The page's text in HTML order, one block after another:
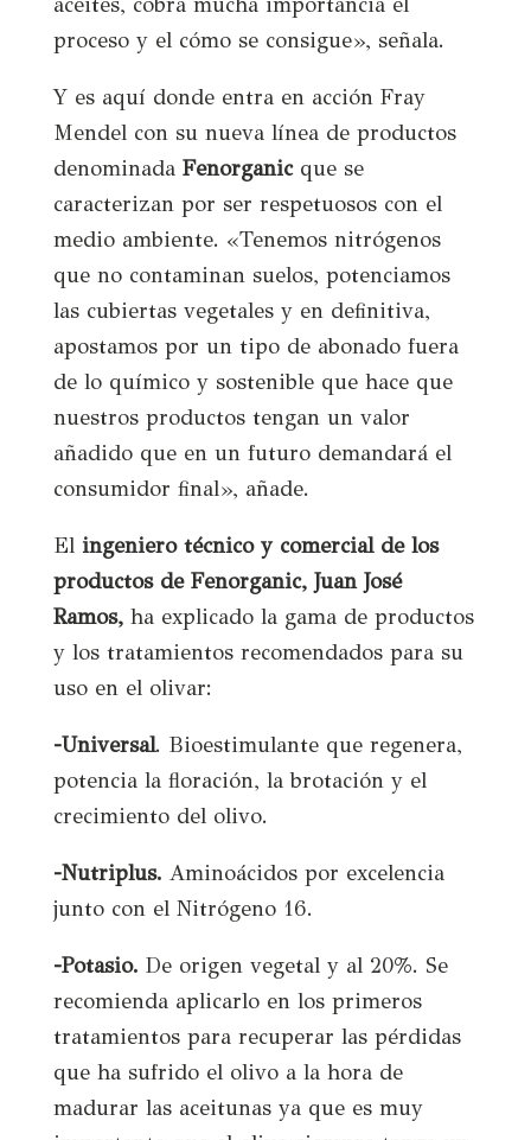
proceso y el cómo se consigue», señala.
Y es aquí donde entra en acción Fray
Mendel con su nueva línea de productos
denominada Fenorganicque se
caracterizan por ser respetuosos con el
medio ambiente. «Tenemos nitrógenos
que no contaminan suelos, potenciamos
las cubiertas vegetales y en definitiva,
apostamos por un tipo de abonado fuera
de lo químico y sostenible que hace que
nuestros productos tengan un valor
añadido que en un futuro demandará el
consumidor final», añade.
El ingeniero técnico y comercial de los
productos de Fenorganic, Juan José
Ramos,ha explicado la gama de productos
y los tratamientos recomendados para su
uso en el olivar:
-Universal. Bioestimulante que regenera,
potencia la floración, la brotación y el
crecimiento del olivo.
-Nutriplus. Aminoácidos por excelencia
junto con el Nitrógeno 16.
-Potasio. De origen vegetal y al 20%. Se
recomienda aplicarlo en los primeros
tratamientos para recuperar las pérdidas
que ha sufrido el olivo a la hora de
madurar las aceitunas ya que es muy